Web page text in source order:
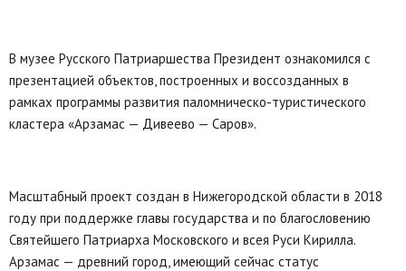
В музее Русского Патриаршества Президент ознакомился с
презентацией объектов, построенных и воссозданных в
рамках программы развития паломническо-туристического
кластера «Арзамас — Дивеево — Саров».
Масштабный проект создан в Нижегородской области в 2018
году при поддержке главы государства и по благословению
Святейшего Патриарха Московского и всея Руси Кирилла.
Арзамас — древний город, имеющий сейчас статус